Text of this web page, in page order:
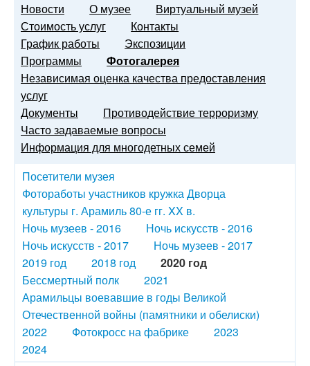
Новости О музее
Виртуальный музей
Стоимость услуг
Контакты
График работы
Экспозиции
Программы
Фотогалерея
Независимая оценка качества предоставления
услуг
Документы
Противодействие терроризму
Часто задаваемые вопросы
Информация для многодетных семей
Посетители музея
Фотоработы участников кружка Дворца
культуры г. Арамиль 80-е гг. XX в.
Ночь музеев - 2016
Ночь искусств - 2016
Ночь искусств - 2017
Ночь музеев - 2017
2019 год
2018 год
2020 год
Бессмертный полк
2021
Арамильцы воевавшие в годы Великой
Отечественной войны (памятники и обелиски)
2022
Фотокросс на фабрике
2023
2024